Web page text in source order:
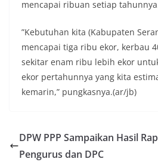
mencapai ribuan setiap
”Kebutuhan kita (Kabupaten
mencapai tiga ribu ekor, kerbau
sekitar enam ribu lebih ekor
ekor pertahunnya yang kita
kemarin,” pungkasnya.(ar/jb)
DPW PPP Sampaikan Hasil
Pengurus dan DPC